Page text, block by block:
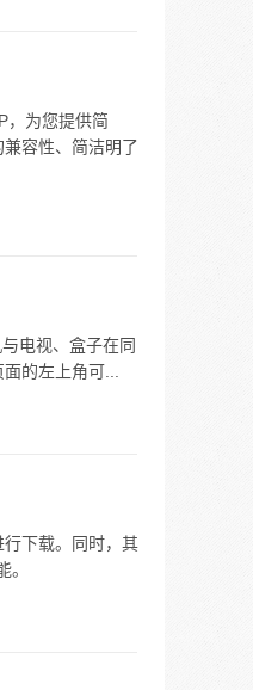
，为您提供简
容性、简洁明了
电视、盒子在同
的左上角可...
下载。同时，其